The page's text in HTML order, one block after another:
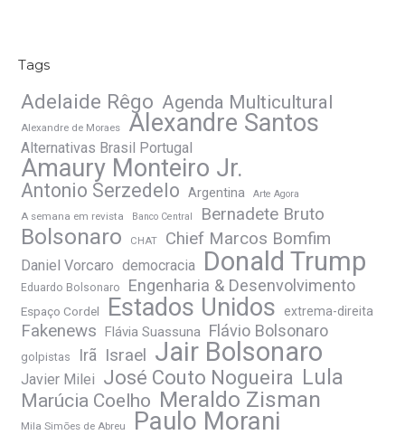
Tags
Adelaide Rêgo Agenda Multicultural
Alexandre de Moraes Alexandre Santos
Alternativas Brasil Portugal
Amaury Monteiro Jr.
Antonio Serzedelo Argentina Arte Agora
A semana em revista Banco Central Bernadete Bruto
Bolsonaro CHAT Chief Marcos Bomfim
Daniel Vorcaro democracia Donald Trump
Eduardo Bolsonaro Engenharia & Desenvolvimento
Espaço Cordel Estados Unidos extrema-direita
Fakenews Flávia Suassuna Flávio Bolsonaro
golpistas Irã Israel Jair Bolsonaro
Javier Milei José Couto Nogueira Lula
Marúcia Coelho Meraldo Zisman
Mila Simões de Abreu Paulo Morani